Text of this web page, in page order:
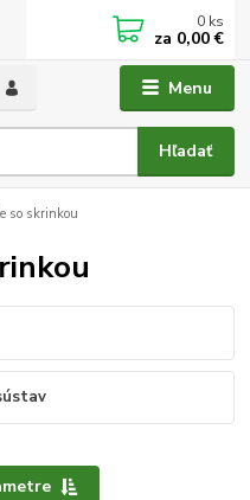
Menu
Hľadať
0 ks
za 0,00 €
so skrinkou